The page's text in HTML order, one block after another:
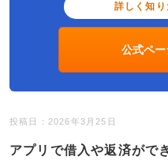
詳しく知
公式ペ
投稿日：2026年3月25日
アプリで借入や返済がで